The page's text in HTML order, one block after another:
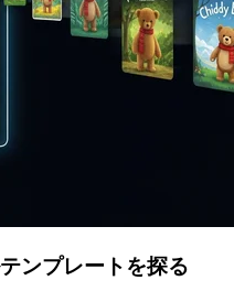
ンプレートを探る